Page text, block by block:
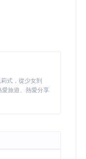
式，從少女到
旅遊、熱愛分享